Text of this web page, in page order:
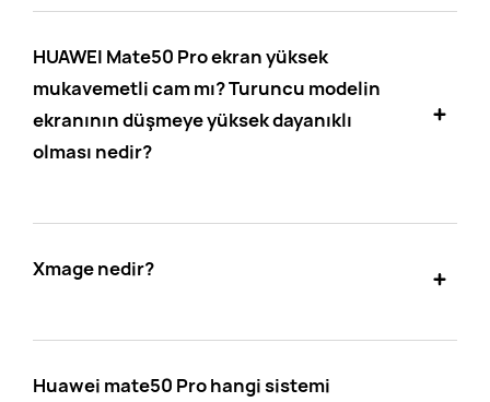
HUAWEI Mate50 Pro ekran yüksek
mukavemetli cam mı? Turuncu modelin
ekranının düşmeye yüksek dayanıklı
olması nedir?
Xmage nedir?
Huawei mate50 Pro hangi sistemi